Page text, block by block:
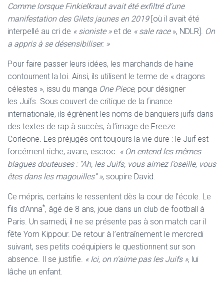
Comme lorsque Finkielkraut avait été exfiltré d’une
manifestation des Gilets jaunes en 2019 [où il avait été
interpellé au cri de « sioniste »et de « sale race », NDLR]. On
a appris à se désensibiliser. »
Pour faire passer leurs idées, les marchands de haine
contournent la loi. Ainsi, ils utilisent le terme de « dragons
célestes », issu du manga One Piece, pour désigner
les Juifs. Sous couvert de critique de la finance
internationale, ils égrènent les noms de banquiers juifs dans
des textes de rap à succès, à l’image de Freeze
Corleone. Les préjugés ont toujours la vie dure : le Juif est
forcément riche, avare, escroc. « On entend les mêmes
blagues douteuses : “Ah, les Juifs, vous aimez l’oseille, vous
êtes dans les magouilles” », soupire David.
Ce mépris, certains le ressentent dès la cour de l’école. Le
fils d’Anna*, âgé de 8 ans, joue dans un club de football à
Paris. Un samedi, il ne se présente pas à son match car il
fête Yom Kippour. De retour à l’entraînement le mercredi
suivant, ses petits coéquipiers le questionnent sur son
absence. Il se justifie. « Ici, on n’aime pas les Juifs », lui
lâche un enfant.